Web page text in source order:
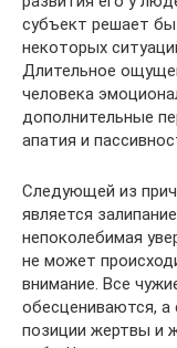
субъект решает
некоторых
Длительное
человека
дополнительные
апатия и
Следующей из
является
непоколебимая
не может
внимание. Все
обесцениваются, а
позиции жертвы и